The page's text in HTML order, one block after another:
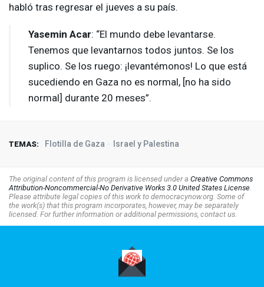
habló tras regresar el jueves a su país.
Yasemin Acar: “El mundo debe levantarse.
Tenemos que levantarnos todos juntos. Se los
suplico. Se los ruego: ¡levantémonos! Lo que está
sucediendo en Gaza no es normal, [no ha sido
normal] durante 20 meses”.
TEMAS: Flotilla de Gaza Israel y Palestina
The original content of this program is licensed under a Creative Commons
Attribution-Noncommercial-No Derivative Works 3.0 United States License.
Please attribute legal copies of this work to democracynow.org. Some of
the work(s) that this program incorporates, however, may be separately
licensed. For further information or additional permissions, contact us.